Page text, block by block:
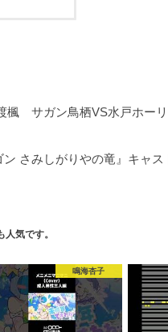
楓 サガン鳥栖VS水戸ホー
さみしがりやの竜』キャ
人気です。
鳴海杏子